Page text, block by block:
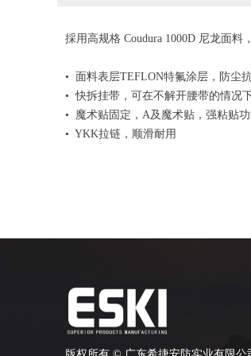
採用高规格 Coudura 1000D 尼龙面
• 面料表层TEFLON特氟涂层，防尘
• 快拆挂带，可在不解开腰带的情况
• 魔术贴固定，A及魔术贴，强粘贴
• YKK拉链，顺滑耐用